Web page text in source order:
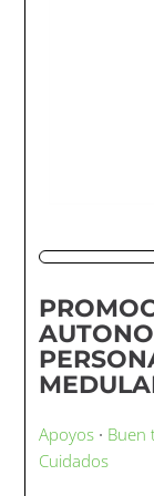
Apoyos · Buen
Cuidados